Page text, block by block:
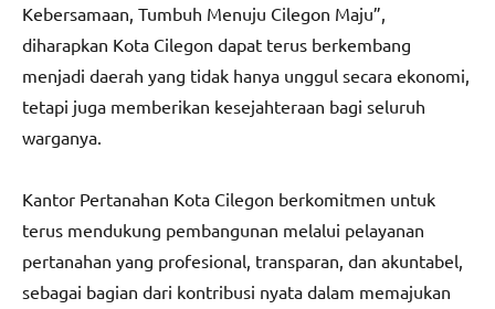
Kebersamaan, Tumbuh Menuju Cilegon Maju”,
diharapkan Kota Cilegon dapat terus berkembang
menjadi daerah yang tidak hanya unggul secara ekonomi,
tetapi juga memberikan kesejahteraan bagi seluruh
warganya.
Kantor Pertanahan Kota Cilegon berkomitmen untuk
terus mendukung pembangunan melalui pelayanan
pertanahan yang profesional, transparan, dan akuntabel,
sebagai bagian dari kontribusi nyata dalam memajukan